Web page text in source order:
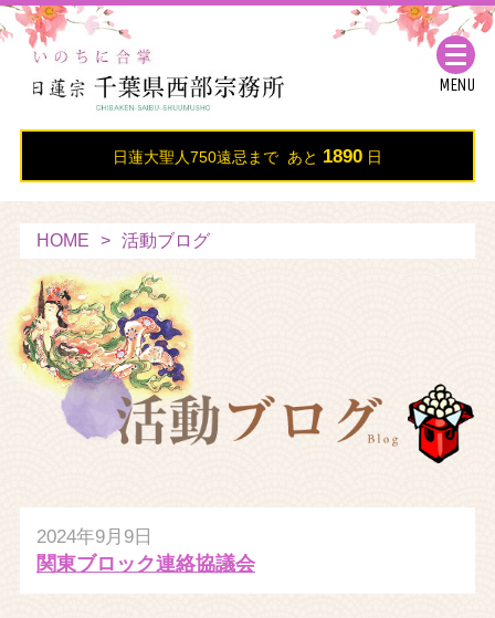
MENU
日蓮大聖人750遠忌まで あと 1890 日
HOME 活動ブログ
2024年9月9日
関東ブロック連絡協議会